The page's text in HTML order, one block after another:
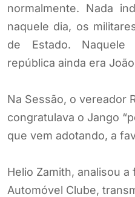
normalmente. Nada
naquele dia, os
de Estado.
república ainda era
Na Sessão, o vereador
congratulava o Jango
que vem adotando, a
Helio Zamith, analisou a
Automóvel Clube,